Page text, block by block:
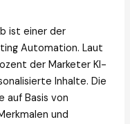
ist einer der
Automation. Laut
der Marketer KI-
Inhalte. Die
auf Basis von
und